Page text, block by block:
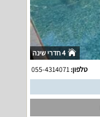
4 חדרי שינה
טלפון:055-4314071